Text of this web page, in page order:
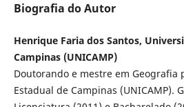
Biografia do Autor
Henrique Faria dos Santos,
Campinas (UNICAMP)
Doutorando e mestre em Geografia
Estadual de Campinas (UNICAMP).